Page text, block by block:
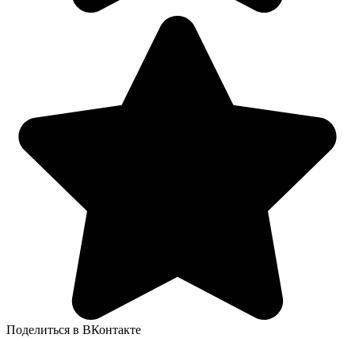
Поделиться в ВКонтакте